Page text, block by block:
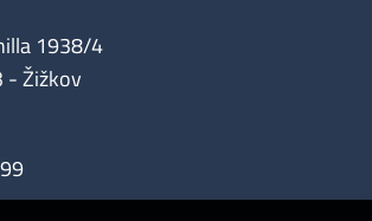
1938/4
- Žižkov